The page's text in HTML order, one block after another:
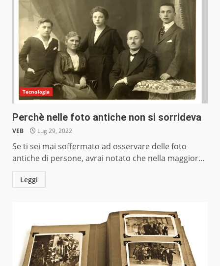
Tecnologia
Perchè nelle foto antiche non si sorrideva
VEB Lug 29, 2022
Se ti sei mai soffermato ad osservare delle foto
antiche di persone, avrai notato che nella maggior...
Leggi